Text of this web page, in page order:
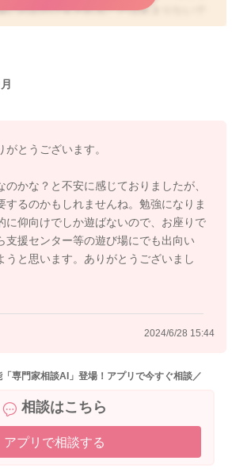
にお出かけをされることはあまりないで
境、知らない人が多いところなど、その
よくわかっていて、感じ取ると思いま
ますよ。
すぐにその場に慣れていくこともあり
るまでに時間を要することもあります。
ことではなく、お子さんにとってただ必
ことになります。
ている環境とは違うところに身を置くこ
うになることで、変わっていくと思い
安心感を感じられるように、抱っこをし
で、変わっていくようになると思います
とうございます。
かな？と不安に感じておりましたが、
するのかもしれませんね。勉強になりま
に仰向けでしか遊ばないので、お座りで
支援センター等の遊び場にでも出向い
うと思います。ありがとうございまし
2024/6/28 15:44
専門家相談AI」登場！アプリで今すぐ相談／
相談はこちら
アプリで相談する